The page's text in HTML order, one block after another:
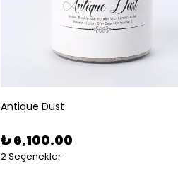
Antique Dust
₺ 6,100.00
2 Seçenekler